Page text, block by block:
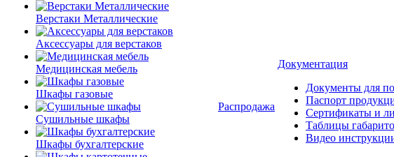
Верстаки Металлические
Аксессуары для верстаков
Медицинская мебель
Шкафы газовые
Сушильные шкафы
Шкафы бухгалтерские
Распродажа
Документация
Документы для
Паспорт
Сертификаты и
Таблицы
Видео